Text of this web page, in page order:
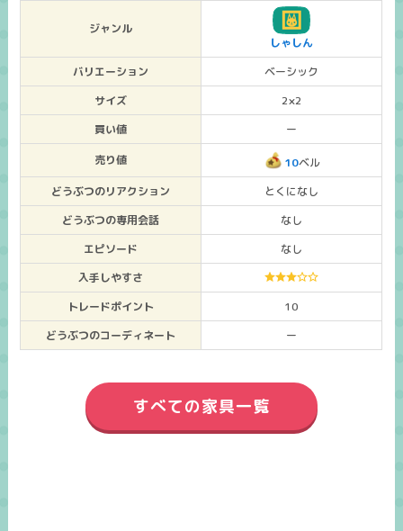
ジャンル
しゃしん
バリエーション
ベーシック
サイズ
2×2
買い値
ー
売り値
10ベル
どうぶつのリアクション
とくになし
どうぶつの専用会話
なし
エピソード
なし
入手しやすさ
トレードポイント
10
どうぶつのコーディネート
ー
すべての家具一覧